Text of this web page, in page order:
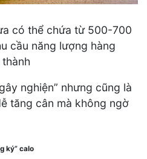
có thể chứa từ 500-700
cầu năng lượng hàng
nghiện” nhưng cũng là
tăng cân mà không ngờ
ký” calo